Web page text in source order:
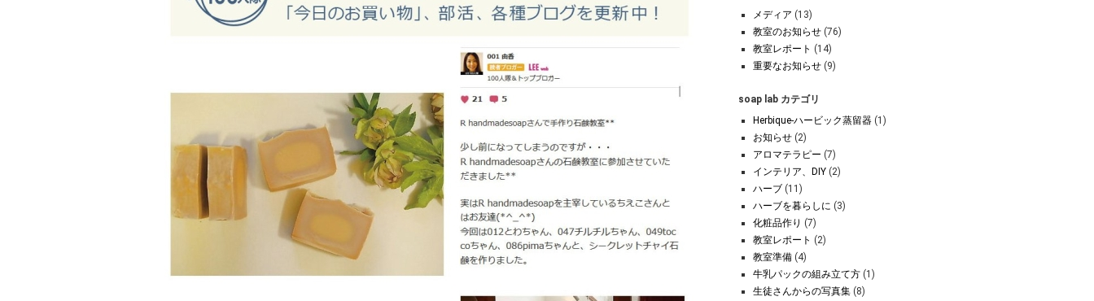
メディア (13)
教室のお知らせ (76)
教室レポート (14)
重要なお知らせ (9)
soap lab カテゴリ
Herbique-ハービック蒸留器 (1)
お知らせ (2)
アロマテラピー (7)
インテリア、DIY (2)
ハーブ (11)
ハーブを暮らしに (3)
化粧品作り (7)
教室レポート (2)
教室準備 (4)
牛乳パックの組み立て方 (1)
生徒さんからの写真集 (8)